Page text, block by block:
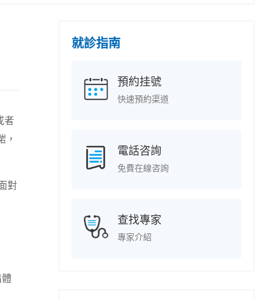
者
，
對
就診指南
預約挂號
快速預約渠道
電話咨詢
免費在線咨詢
查找專家
專家介紹